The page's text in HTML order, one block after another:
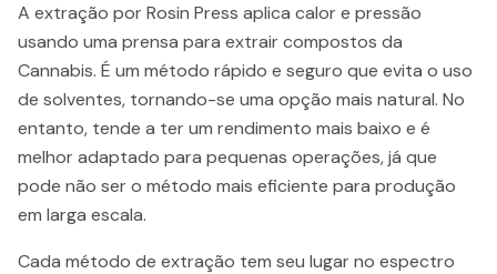
A extração por Rosin Press aplica calor e pressão
usando uma prensa para extrair compostos da
Cannabis. É um método rápido e seguro que evita o uso
de solventes, tornando-se uma opção mais natural. No
entanto, tende a ter um rendimento mais baixo e é
melhor adaptado para pequenas operações, já que
pode não ser o método mais eficiente para produção
em larga escala.
Cada método de extração tem seu lugar no espectro